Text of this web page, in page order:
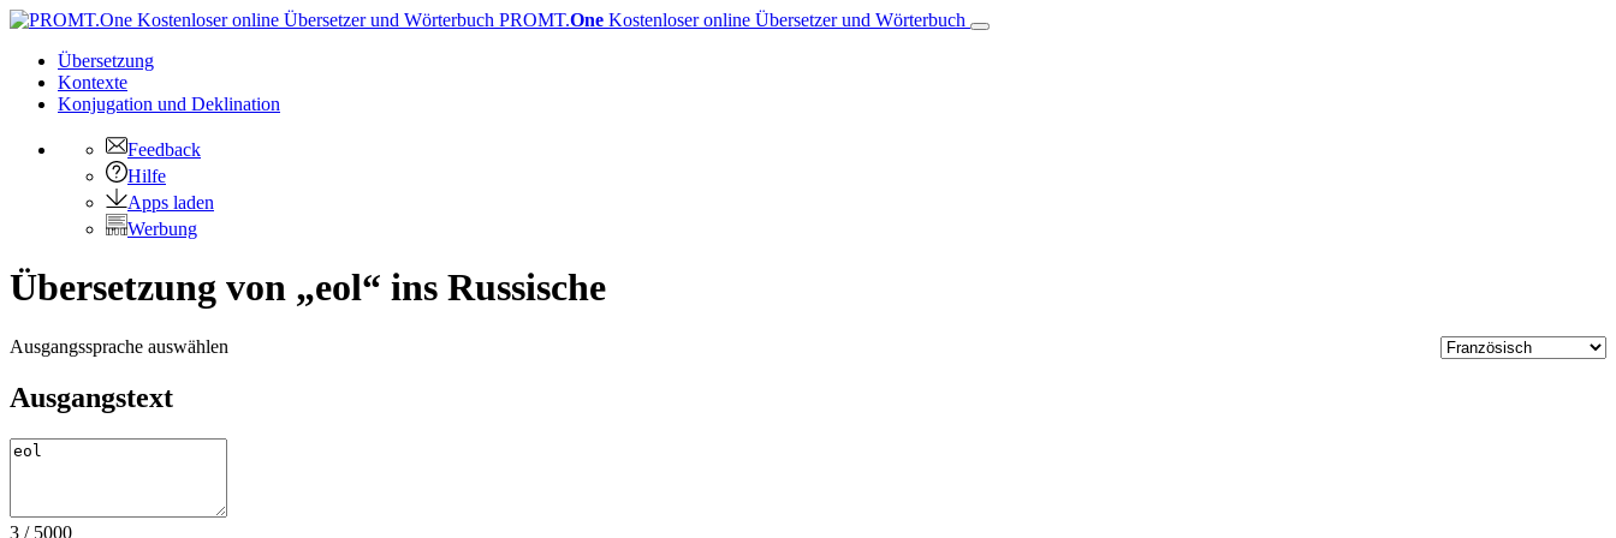
PROMT.One Kostenloser online Übersetzer und Wörterbuch
Übersetzung
Kontexte
Konjugation und Deklination
Feedback
Hilfe
Apps laden
Werbung
Übersetzung von „eol“ ins Russische
Ausgangssprache auswählen
Ausgangstext
3 / 5000